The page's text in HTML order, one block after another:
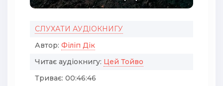
СЛУХАТИ АУДІОКНИГУ
Автор: Філіп Дік
Читає аудіокнигу: Цей Тойво
Триває: 00:46:46